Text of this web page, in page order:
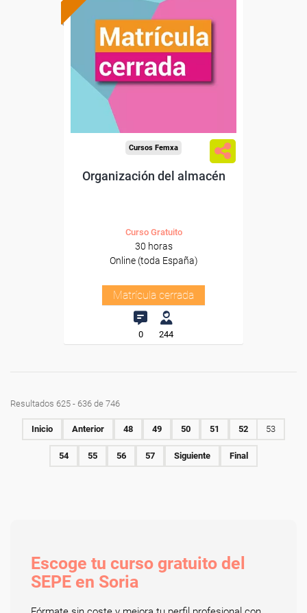
Cursos Femxa
Organización del almacén
Curso Gratuito
30 horas
Online (toda España)
Matrícula cerrada
0 244
Resultados 625 - 636 de 746
Inicio Anterior 48 49 50 51 52 53
54 55 56 57 Siguiente Final
Escoge tu curso gratuito del
SEPE en Soria